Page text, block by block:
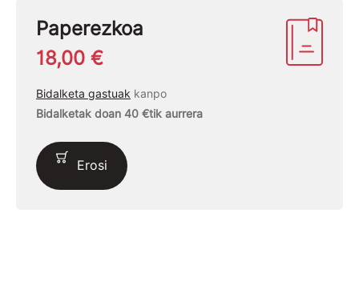
Paperezkoa
18,00 €
Bidalketa gastuak kanpo
Bidalketak doan 40 €tik aurrera
Erosi